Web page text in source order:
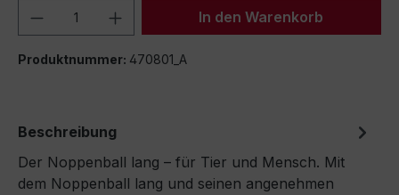
Produkt Anzahl: Gib denIn den Warenkorb
Produktnummer: 470801_A
Beschreibung
Der Noppenball lang – für Tier und Mensch. Mit
dem Noppenball lang und seinen angenehmen